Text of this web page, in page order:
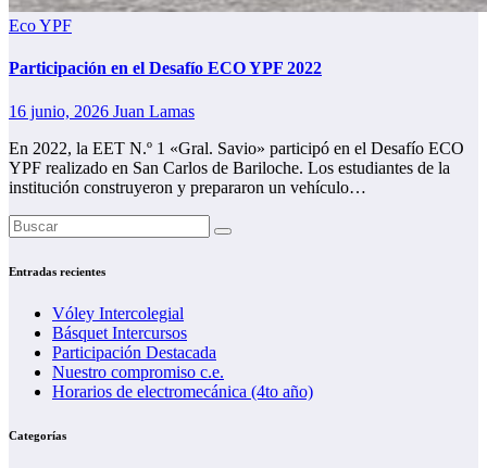
Eco YPF
Participación en el Desafío ECO YPF 2022
16 junio, 2026 Juan Lamas
En 2022, la EET N.º 1 «Gral. Savio» participó en el Desafío ECO
YPF realizado en San Carlos de Bariloche. Los estudiantes de la
institución construyeron y prepararon un vehículo…
Entradas recientes
Vóley Intercolegial
Básquet Intercursos
Participación Destacada
Nuestro compromiso c.e.
Horarios de electromecánica (4to año)
Categorías